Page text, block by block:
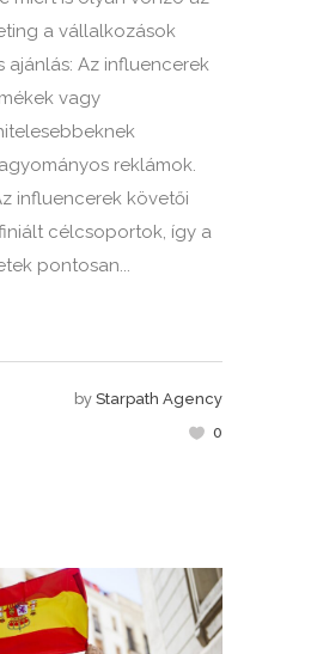
a vállalkozások
ajánlás: Az influencerek
vagy
reklámok.
influencerek követői
célcsoportok, így a
pontosan...
by Starpath Agency
0